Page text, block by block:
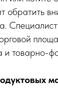
обратить
и товарно-